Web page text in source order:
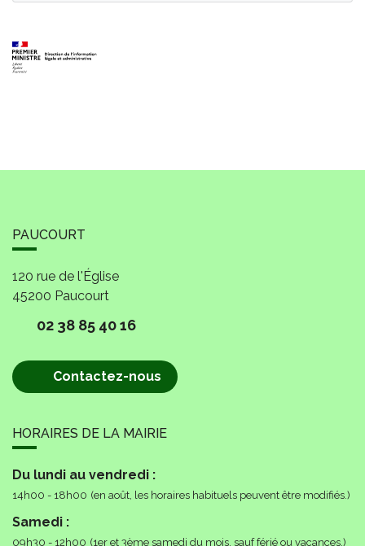
PAUCOURT
120 rue de l'Église
45200 Paucourt
02 38 85 40 16
Contactez-nous
HORAIRES DE LA MAIRIE
Du lundi au vendredi :
14h00 - 18h00 (en août, les horaires habituels peuvent être modifiés.)
Samedi :
09h30 - 12h00 (1er et 3ème samedi du mois, sauf férié ou vacances.)